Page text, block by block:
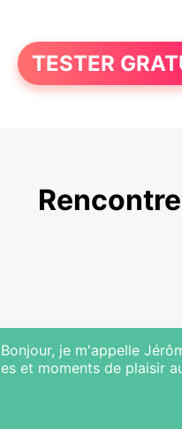
TESTER
Bonjour, je m'appelle
es et moments de plaisir